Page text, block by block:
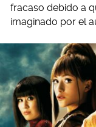
fracaso debido a
imaginado por el